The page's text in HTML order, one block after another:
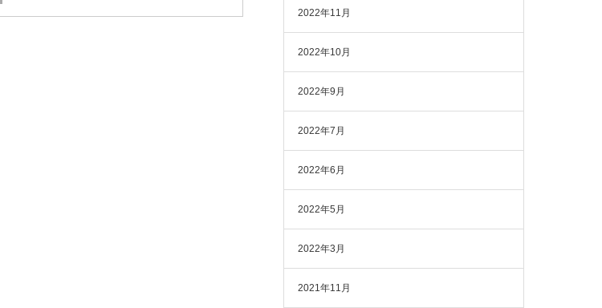
2022年11月
2022年10月
2022年9月
2022年7月
2022年6月
2022年5月
2022年3月
2021年11月